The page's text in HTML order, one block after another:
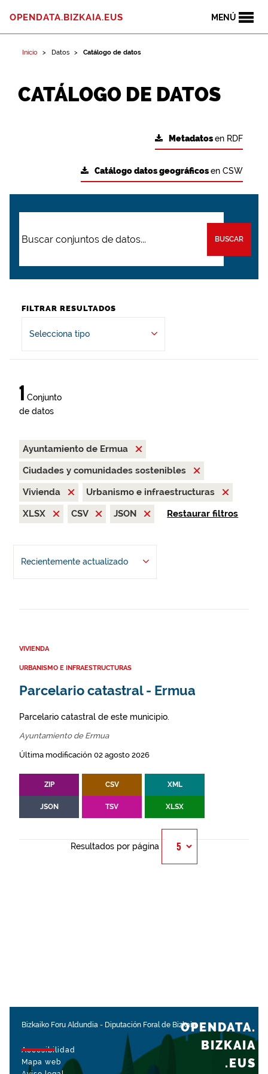
MENÚ
OPENDATA.BIZKAIA.EUS
Inicio Datos Catálogo de datos
CATÁLOGO DE DATOS
Metadatosen RDF
Catálogo datos geográficosen CSW
BUSCAR
FILTRAR RESULTADOS
Selecciona tipo
1 Conjunto
de datos
Ayuntamiento de Ermua
Ciudades y comunidades sostenibles
Vivienda
Urbanismo e infraestructuras
XLSX
CSV JSON Restaurar filtros
Recientemente actualizado
VIVIENDA
URBANISMO E INFRAESTRUCTURAS
Parcelario catastral - Ermua
Parcelario catastral de este municipio.
Ayuntamiento de Ermua
Última modificación 02 agosto 2026
ZIP CSV XML
JSON TSV XLSX
Resultados por página
Bizkaiko Foru Aldundia - Diputación Foral de Bizkaia
Accesibilidad
Mapa web
OPENDATA.
BIZKAIA
.EUS